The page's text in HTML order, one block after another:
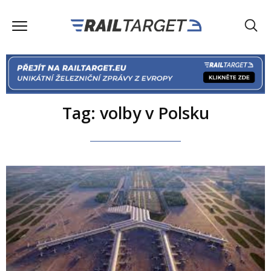
Tag: volby v Polsku